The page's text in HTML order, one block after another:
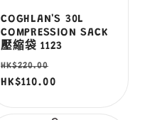
COGHLAN'S 30L
COMPRESSION SACK
壓縮袋 1123
定
價
HK$220.00
HK$110.00